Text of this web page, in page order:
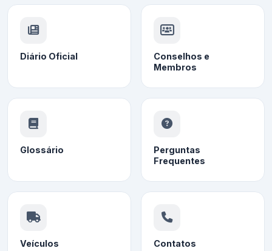
Diário Oficial
Conselhos e
Membros
Glossário
Perguntas
Frequentes
Veículos Contatos